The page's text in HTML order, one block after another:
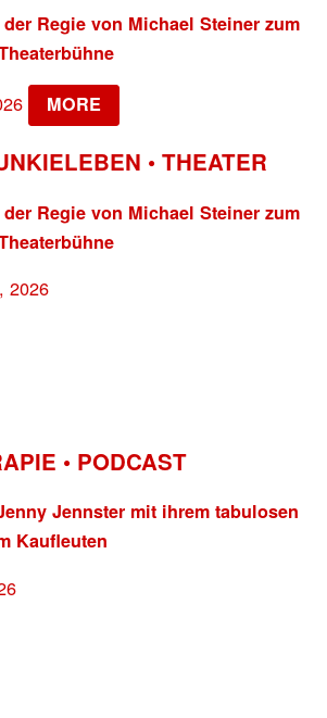
Regie von Michael Steiner zum
MORE
• THEATER
Regie von Michael Steiner zum
2026
• PODCAST
Jennster mit ihrem tabulosen
Kaufleuten